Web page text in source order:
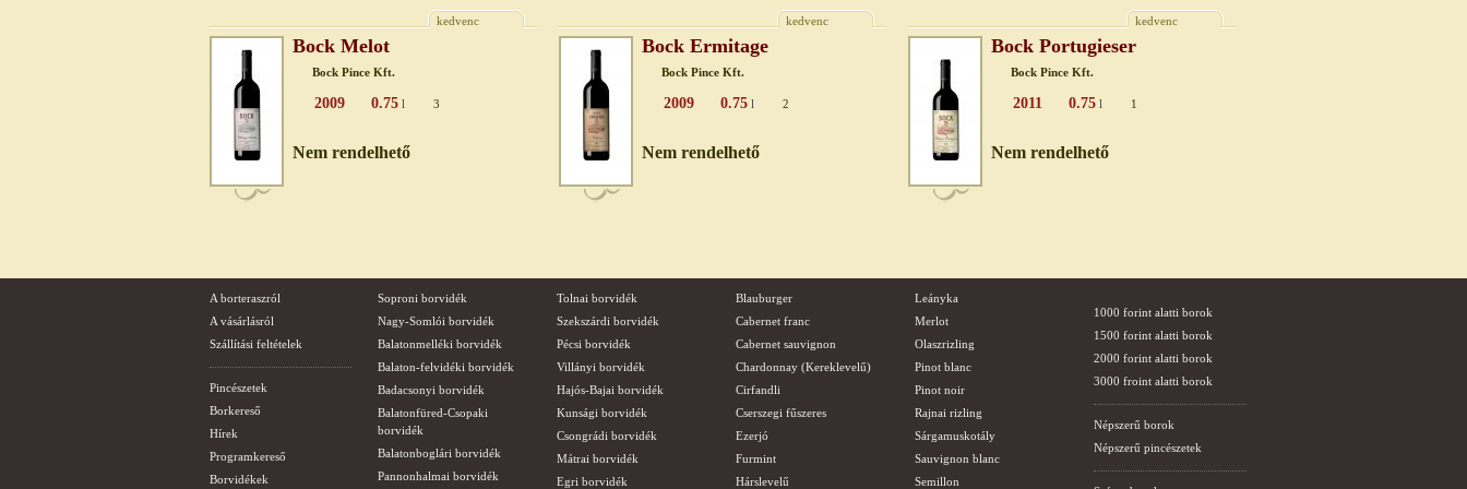
kedvenc
Bock Melot
Bock Pince Kft.
2009 0.75 l 3
Nem rendelhető
kedvenc
Bock Ermitage
Bock Pince Kft.
2009 0.75 l 2
Nem rendelhető
kedvenc
Bock Portugieser
Bock Pince Kft.
2011 0.75 l 1
Nem rendelhető
A borteraszról
A vásárlásról
Szállítási feltételek
Pincészetek
Borkereső
Hírek
Programkereső
Borvidékek
Soproni borvidék
Nagy-Somlói borvidék
Balatonmelléki borvidék
Balaton-felvidéki borvidék
Badacsonyi borvidék
Balatonfüred-Csopaki
borvidék
Balatonboglári borvidék
Pannonhalmai borvidék
Tolnai borvidék
Szekszárdi borvidék
Pécsi borvidék
Villányi borvidék
Hajós-Bajai borvidék
Kunsági borvidék
Csongrádi borvidék
Mátrai borvidék
Egri borvidék
Blauburger
Cabernet franc
Cabernet sauvignon
Chardonnay (Kereklevelű)
Cirfandli
Cserszegi fűszeres
Ezerjó
Furmint
Hárslevelű
Leányka
Merlot
Olaszrizling
Pinot blanc
Pinot noir
Rajnai rizling
Sárgamuskotály
Sauvignon blanc
Semillon
1000 forint alatti borok
1500 forint alatti borok
2000 forint alatti borok
3000 froint alatti borok
Népszerű borok
Népszerű pincészetek